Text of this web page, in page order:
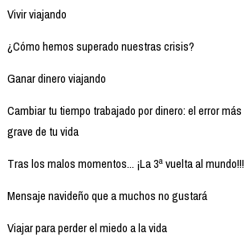
Vivir viajando
¿Cómo hemos superado nuestras crisis?
Ganar dinero viajando
Cambiar tu tiempo trabajado por dinero: el error más
grave de tu vida
Tras los malos momentos... ¡La 3ª vuelta al mundo!!!
Mensaje navideño que a muchos no gustará
Viajar para perder el miedo a la vida